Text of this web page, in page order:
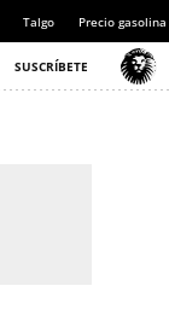
Talgo Precio gasolina